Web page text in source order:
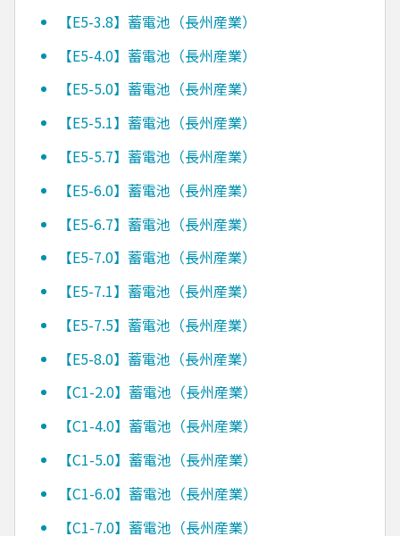
【E5-3.8】蓄電池（長州産業）
【E5-4.0】蓄電池（長州産業）
【E5-5.0】蓄電池（長州産業）
【E5-5.1】蓄電池（長州産業）
【E5-5.7】蓄電池（長州産業）
【E5-6.0】蓄電池（長州産業）
【E5-6.7】蓄電池（長州産業）
【E5-7.0】蓄電池（長州産業）
【E5-7.1】蓄電池（長州産業）
【E5-7.5】蓄電池（長州産業）
【E5-8.0】蓄電池（長州産業）
【C1-2.0】蓄電池（長州産業）
【C1-4.0】蓄電池（長州産業）
【C1-5.0】蓄電池（長州産業）
【C1-6.0】蓄電池（長州産業）
【C1-7.0】蓄電池（長州産業）